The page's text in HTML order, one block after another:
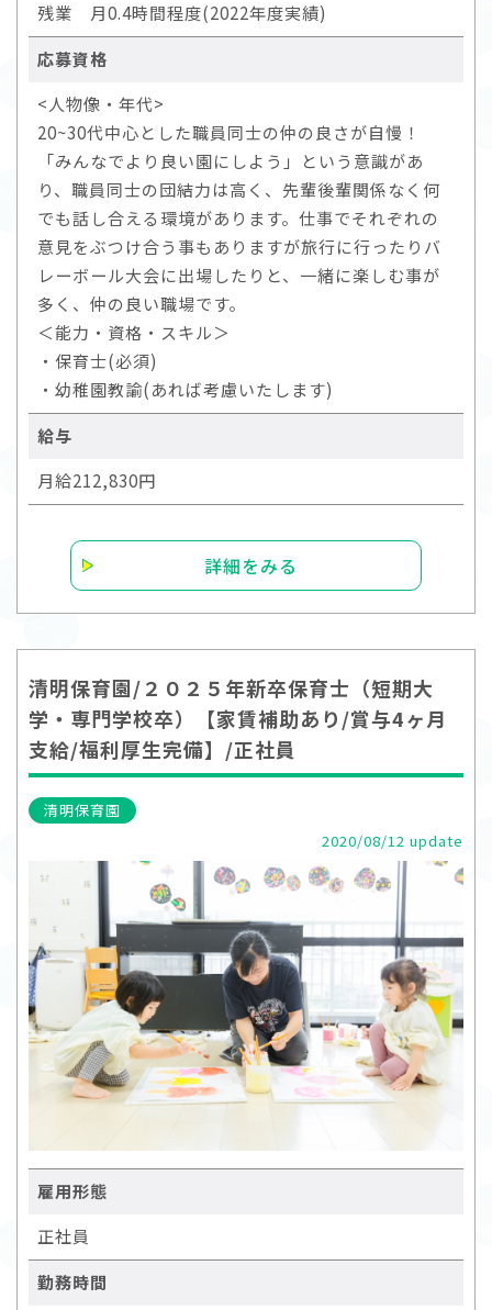
残業 月0.4時間程度(2022年度実績)
応募資格
<人物像・年代>
20~30代中心とした職員同士の仲の良さが自慢！
「みんなでより良い園にしよう」という意識があ
り、職員同士の団結力は高く、先輩後輩関係なく何
でも話し合える環境があります。仕事でそれぞれの
意見をぶつけ合う事もありますが旅行に行ったりバ
レーボール大会に出場したりと、一緒に楽しむ事が
多く、仲の良い職場です。
＜能力・資格・スキル＞
・保育士(必須)
・幼稚園教諭(あれば考慮いたします)
給与
月給212,830円
詳細をみる
清明保育園/２０２５年新卒保育士（短期大
学・専門学校卒）【家賃補助あり/賞与4ヶ月
支給/福利厚生完備】/正社員
清明保育園
2020/08/12 update
雇用形態
正社員
勤務時間